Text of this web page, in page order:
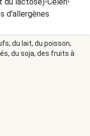
d'allergènes
du lait, du poisson,
du soja, des fruits à